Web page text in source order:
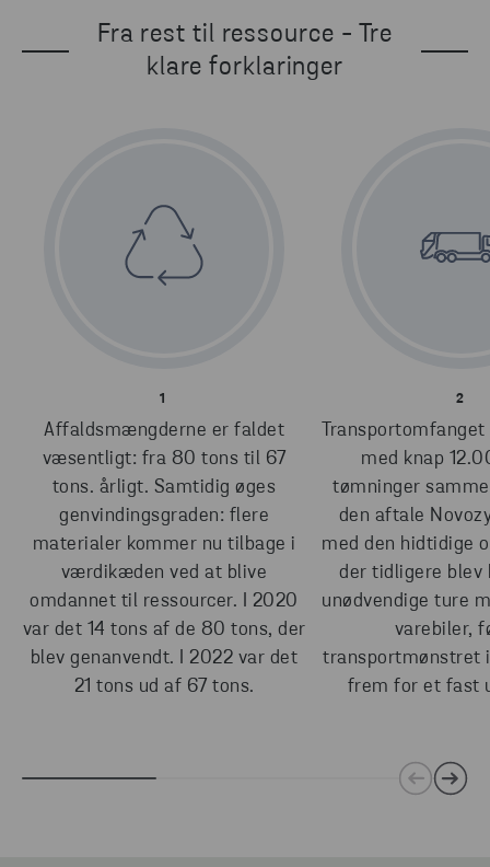
Fra rest til ressource - Tre
klare forklaringer
1
Affaldsmængderne er faldet
væsentligt: fra 80 tons til 67
tons. årligt. Samtidig øges
genvindingsgraden: flere
materialer kommer nu tilbage i
værdikæden ved at blive
omdannet til ressourcer. I 2020
var det 14 tons af de 80 tons, der
blev genanvendt. I 2022 var det
21 tons ud af 67 tons.
2
med knap
tømninger
den aftale
med den hidtidige
der tidligere blev
unødvendige ture
varebiler,
transportmønstret
frem for et fast